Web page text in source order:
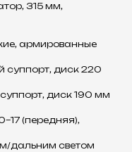
315 мм,
армированные
суппорт, диск 220
диск 190 мм
(передняя),
дальним светом